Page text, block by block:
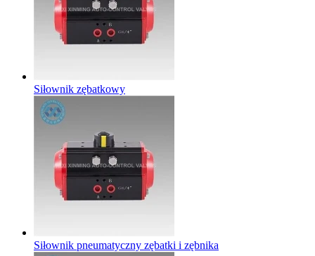
Siłownik zębatkowy
Siłownik pneumatyczny zębatki i zębnika